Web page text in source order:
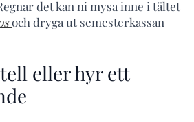
det kan ni mysa inne i tältet
och dryga ut semesterkassan
eller hyr ett